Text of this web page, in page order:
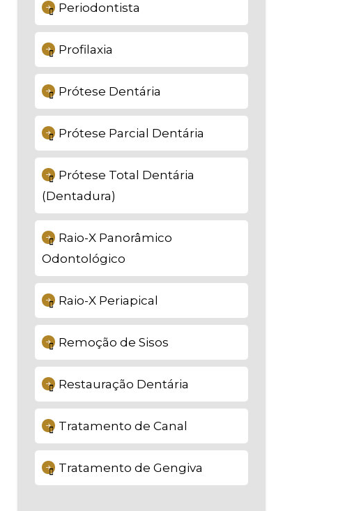
Periodontista
Profilaxia
Prótese Dentária
Prótese Parcial Dentária
Prótese Total Dentária
(Dentadura)
Raio-X Panorâmico
Odontológico
Raio-X Periapical
Remoção de Sisos
Restauração Dentária
Tratamento de Canal
Tratamento de Gengiva